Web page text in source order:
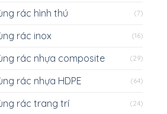
rác hình thú (7)
rác inox (16)
rác nhựa composite (29)
rác nhựa HDPE (64)
rác trang trí (24)